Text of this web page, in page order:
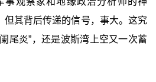
但其背后传递的信号，事大。这究
尾炎”，还是波斯湾上空又一次蓄